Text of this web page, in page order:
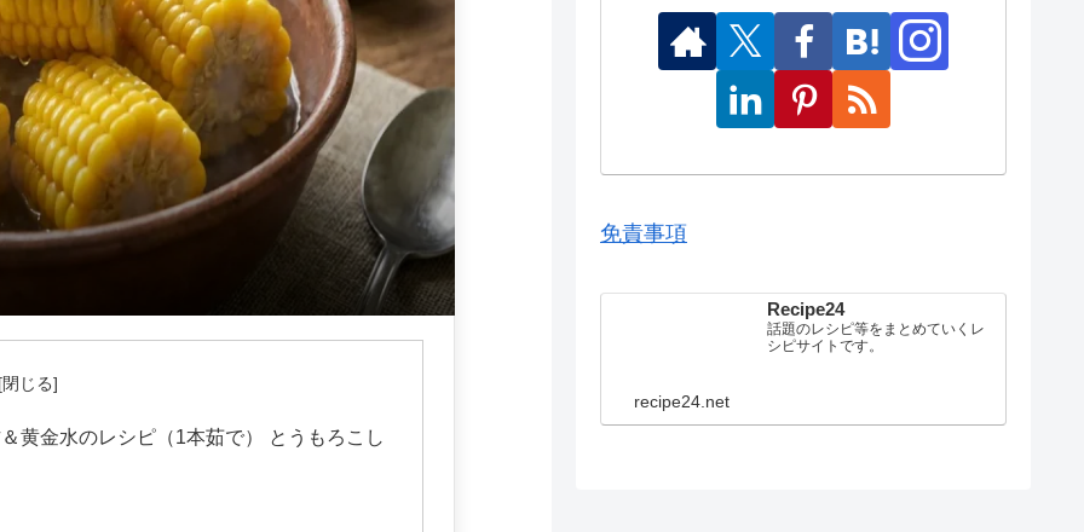
黄金水のレシピ（1本茹で） とうもろこし
免責事項
Recipe24
話題のレシピ等をまとめていくレ
シピサイトです。
recipe24.net